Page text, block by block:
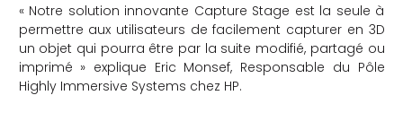
« Notre solution innovante Capture Stage est la seule à
permettre aux utilisateurs de facilement capturer en 3D
un objet qui pourra être par la suite modifié, partagé ou
imprimé » explique Eric Monsef, Responsable du Pôle
Highly Immersive Systems chez HP.